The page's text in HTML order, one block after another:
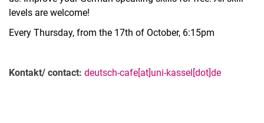
levels are welcome!
Every Thursday, from the 17th of October, 6:15pm
Kontakt/ contact: deutsch-cafe[at]uni-kassel[dot]de